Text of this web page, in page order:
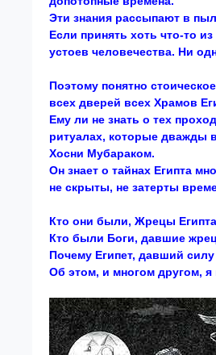
Эти знания рассыпают в
Если принять хоть что-то
устоев человечества. Ни
Поэтому понятно
всех дверей всех Храмов
Ему ли не знать о тех
ритуалах, которые дважды
Хосни Мубараком.
Он знает о тайнах Египта
не скрыты, не затерты
Кто они были, Жрецы
Кто были Боги, давшие
Почему Египет, давший
Об этом, и многом другом, я